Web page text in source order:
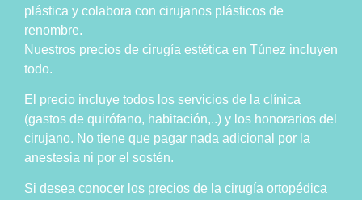
plástica y colabora con cirujanos plásticos de
renombre.
Nuestros precios de cirugía estética en Túnez incluyen
todo.
El precio incluye todos los servicios de la clínica
(gastos de quirófano, habitación,..) y los honorarios del
cirujano. No tiene que pagar nada adicional por la
anestesia ni por el sostén.
Si desea conocer los precios de la cirugía ortopédica